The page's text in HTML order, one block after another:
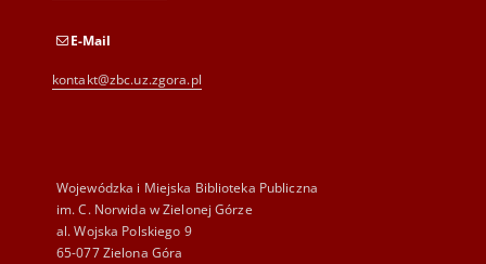
E-Mail
kontakt@zbc.uz.zgora.pl
Wojewódzka i Miejska Biblioteka Publiczna
im. C. Norwida w Zielonej Górze
al. Wojska Polskiego 9
65-077 Zielona Góra